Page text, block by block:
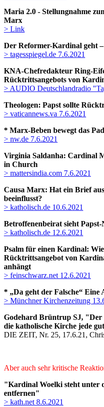
Maria 2.0 - Stellungnahme
Marx
> Link
Der Reformer-Kardinal geht
> tagesspiegel.de 7.6.2021
KNA-Chefredakteur Ring-
Rücktrittsangebots von
> AUDIO Deutschlandradio
Theologen: Papst sollte
> vaticannews.va 7.6.2021
* Marx-Beben bewegt das
> nw.de 7.6.2021
Virginia Saldanha: Cardinal
in Church
> mattersindia.com 7.6.2021
Causa Marx: Hat ein Brief
beeinflusst?
> katholisch.de 10.6.2021
Betroffenenbeirat sieht
> katholisch.de 12.6.2021
Psalm für einen Kardinal:
Rücktrittsangebot von
anhängt
> feinschwarz.net 12.6.2021
* „Da geht der Falsche“ Eine
> Münchner Kirchenzeitung
Godehard Brüntrup SJ, "Der
die katholische Kirche jede
DIE ZEIT, Nr. 25, 17.6.21,
Aber auch sehr kritische
"Kardinal Woelki steht unter
entfernen"
> kath.net 8.6.2021